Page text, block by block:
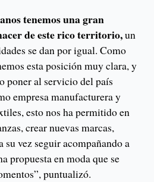
tenemos una gran
de este rico territorio,un
se dan por igual. Como
esta posición muy clara, y
poner al servicio del país
empresa manufacturera y
esto nos ha permitido en
crear nuevas marcas,
su vez seguir acompañando a
propuesta en moda que se
puntualizó.